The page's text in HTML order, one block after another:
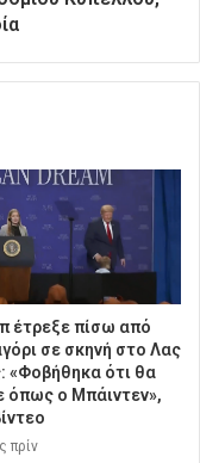
έτρεξε πίσω από
σε σκηνή στο Λας
«Φοβήθηκα ότι θα
όπως ο Μπάιντεν»,
πρίν